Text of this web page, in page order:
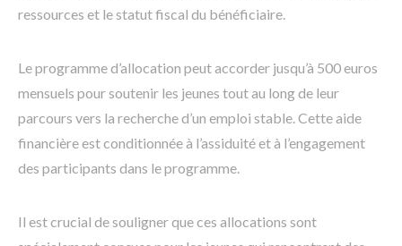
ressources et le statut fiscal du bénéficiaire.
Le programme d’allocation peut accorder jusqu’à 500 euros
mensuels pour soutenir les jeunes tout au long de leur
parcours vers la recherche d’un emploi stable. Cette aide
financière est conditionnée à l’assiduité et à l’engagement
des participants dans le programme.
Il est crucial de souligner que ces allocations sont